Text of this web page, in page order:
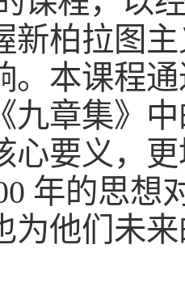
新柏拉图
。本课程
九章集》
心要义，
年的思想
为他们未